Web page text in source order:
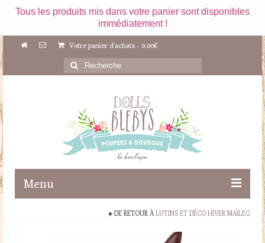
Tous les produits mis dans votre panier sont disponibles
immédiatement !
Votre panier d'achats - 0.00€
Rechercher
:
Menu
DE RETOUR À LUTINS ET DÉCO HIVER MAILEG